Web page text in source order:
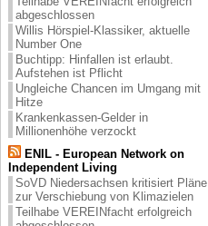
abgeschlossen
Willis Hörspiel-Klassiker, aktuelle
Number One
Buchtipp: Hinfallen ist erlaubt.
Aufstehen ist Pflicht
Ungleiche Chancen im Umgang mit
Hitze
Krankenkassen-Gelder in
Millionenhöhe verzockt
ENIL - European Network on
Independent Living
SoVD Niedersachsen kritisiert Pläne
zur Verschiebung von Klimazielen
Teilhabe VEREINfacht erfolgreich